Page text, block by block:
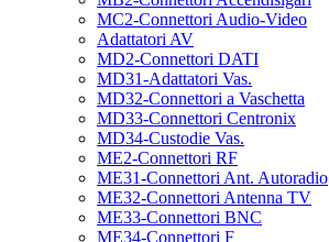
MC2-Connettori Audio-Video
Adattatori AV
MD2-Connettori DATI
MD31-Adattatori Vas.
MD32-Connettori a Vaschetta
MD33-Connettori Centronix
MD34-Custodie Vas.
ME2-Connettori RF
ME31-Connettori Ant. Autoradio
ME32-Connettori Antenna TV
ME33-Connettori BNC
ME34-Connettori F